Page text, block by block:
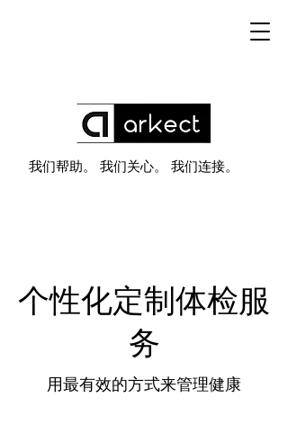
我们帮助。 我们关心。 我们连接。
个性化定制体检服
务
用最有效的方式来管理健康